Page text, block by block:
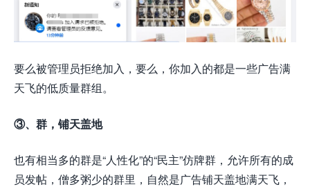
要么被管理员拒绝加入，要么，你加入的都是一些广告满
天飞的低质量群组。
③、群，铺天盖地
也有相当多的群是“人性化”的“民主”仿牌群，允许所有的成
员发帖，僧多粥少的群里，自然是广告铺天盖地满天飞，